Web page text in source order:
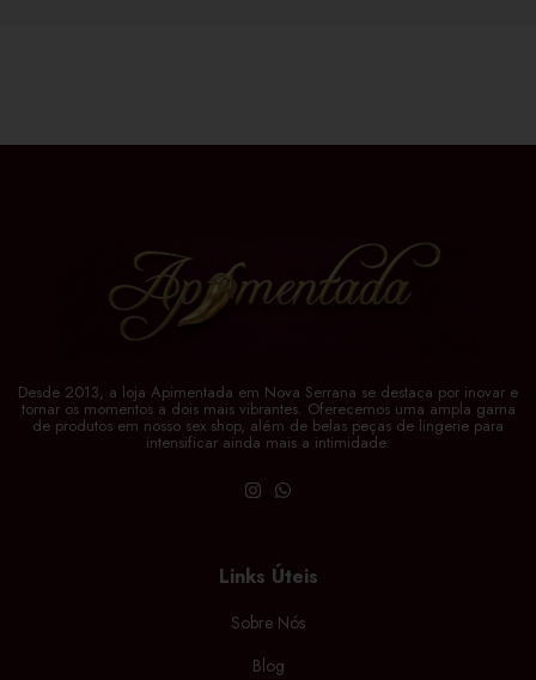
Desde 2013, a loja Apimentada em Nova Serrana se destaca por inovar e
tornar os momentos a dois mais vibrantes. Oferecemos uma ampla gama
de produtos em nosso sex shop, além de belas peças de lingerie para
intensificar ainda mais a intimidade.
Links Úteis
Sobre Nós
Blog